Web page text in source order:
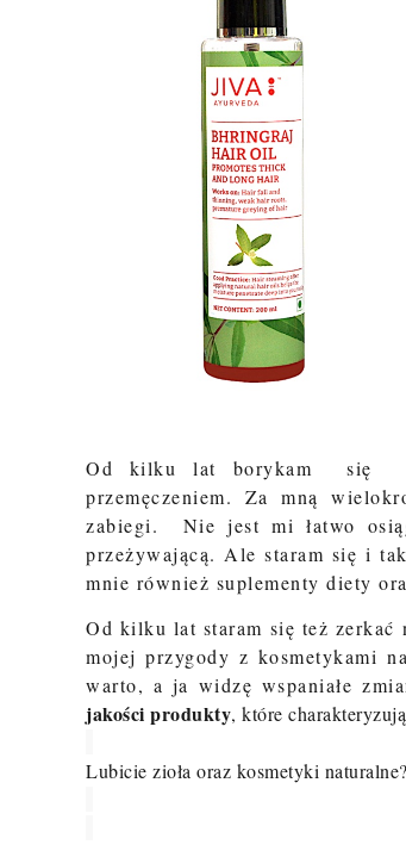
Od kilku lat borykam się z
przemęczeniem. Za mną
zabiegi. Nie jest mi łatwo
przeżywającą. Ale staram się i
mnie również suplementy diety
Od kilku lat staram się też zerkać
mojej przygody z kosmetykami
warto, a ja widzę wspaniałe
jakości produkty, które
Lubicie zioła oraz kosmetyki naturalne?